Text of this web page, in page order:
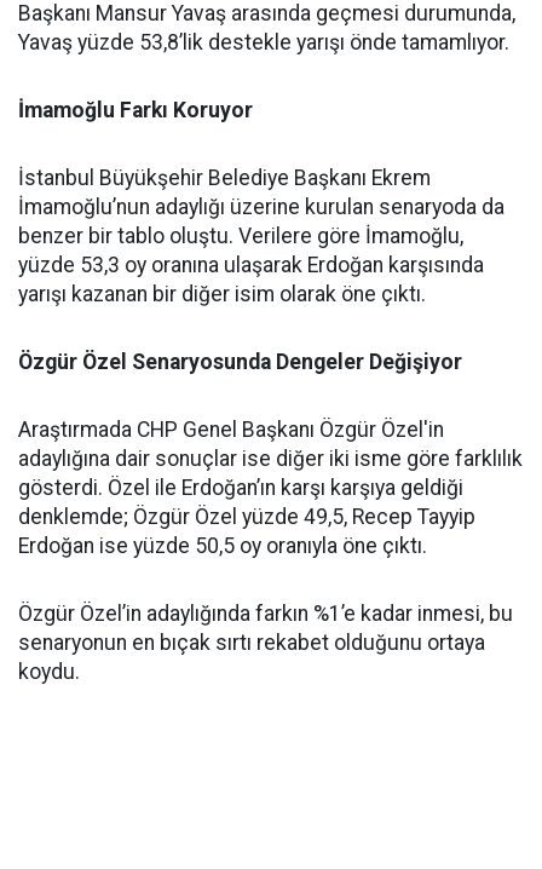
Başkanı Mansur Yavaş arasında geçmesi durumunda,
Yavaş yüzde 53,8’lik destekle yarışı önde tamamlıyor.
İmamoğlu Farkı Koruyor
İstanbul Büyükşehir Belediye Başkanı Ekrem
İmamoğlu’nun adaylığı üzerine kurulan senaryoda da
benzer bir tablo oluştu. Verilere göre İmamoğlu,
yüzde 53,3 oy oranına ulaşarak Erdoğan karşısında
yarışı kazanan bir diğer isim olarak öne çıktı.
Özgür Özel Senaryosunda Dengeler Değişiyor
Araştırmada CHP Genel Başkanı Özgür Özel'in
adaylığına dair sonuçlar ise diğer iki isme göre farklılık
gösterdi. Özel ile Erdoğan’ın karşı karşıya geldiği
denklemde; Özgür Özel yüzde 49,5, Recep Tayyip
Erdoğan ise yüzde 50,5 oy oranıyla öne çıktı.
Özgür Özel’in adaylığında farkın %1’e kadar inmesi, bu
senaryonun en bıçak sırtı rekabet olduğunu ortaya
koydu.